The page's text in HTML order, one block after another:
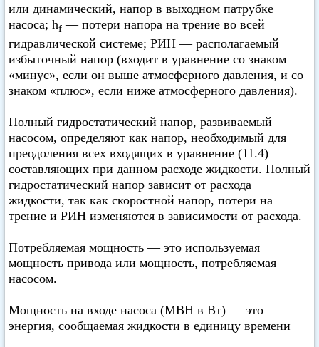
или динамический, напор в выходном патрубке
насоса; hf — потери напора на трение во всей
гидравлической системе; РИН — располагаемый
избыточный напор (входит в уравнение со знаком
«минус», если он выше атмосферного давления, и со
знаком «плюс», если ниже атмосферного давления).
Полный гидростатический напор, развиваемый
насосом, определяют как напор, необходимый для
преодоления всех входящих в уравнение (11.4)
составляющих при данном расходе жидкости. Полный
гидростатический напор зависит от расхода
жидкости, так как скоростной напор, потери на
трение и РИН изменяются в зависимости от расхода.
Потребляемая мощность — это используемая
мощность привода или мощность, потребляемая
насосом.
Мощность на входе насоса (МВН в Вт) — это
энергия, сообщаемая жидкости в единицу времени